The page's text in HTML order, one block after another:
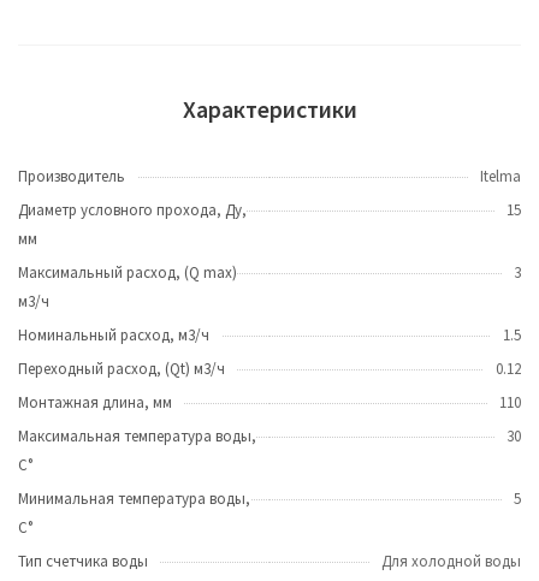
Характеристики
Производитель
Itelma
Диаметр условного прохода, Ду,
мм
15
Максимальный расход, (Q max)
м3/ч
3
Номинальный расход, м3/ч
1.5
Переходный расход, (Qt) м3/ч
0.12
Монтажная длина, мм
110
Максимальная температура воды,
C°
30
Минимальная температура воды,
С°
5
Тип счетчика воды
Для холодной воды